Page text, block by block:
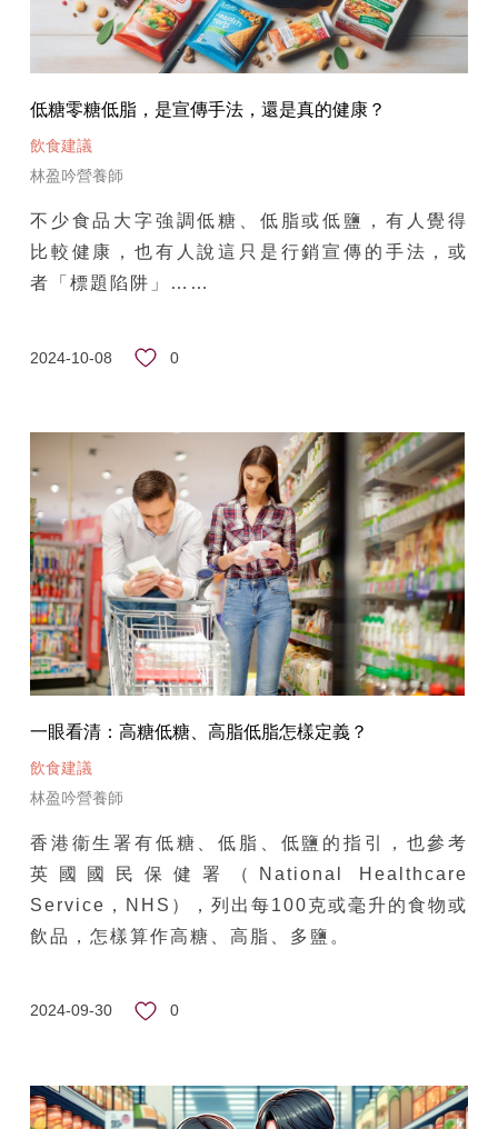
低糖零糖低脂，是宣傳手法，還是真的健康？
飲食建議
林盈吟營養師
不少食品大字強調低糖、低脂或低鹽，有人覺得
比較健康，也有人說這只是行銷宣傳的手法，或
者「標題陷阱」……
2024-10-08 0
一眼看清：高糖低糖、高脂低脂怎樣定義？
飲食建議
林盈吟營養師
香港衞生署有低糖、低脂、低鹽的指引，也參考
英國國民保健署（National Healthcare
Service，NHS），列出每100克或毫升的食物或
飲品，怎樣算作高糖、高脂、多鹽。
2024-09-30 0